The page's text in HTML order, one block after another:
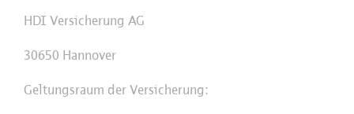
HDI Versicherung AG
30650 Hannover
Geltungsraum der Versicherung: